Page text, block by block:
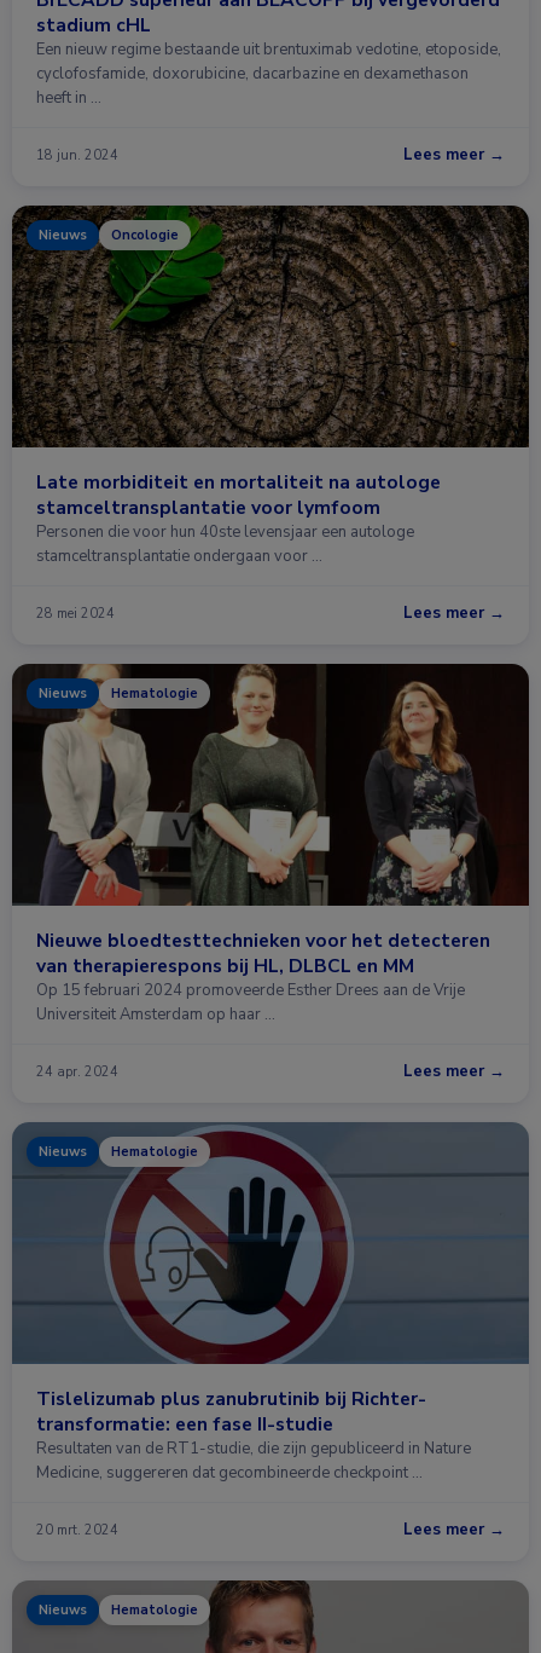
stadium cHL
Een nieuw regime bestaande uit brentuximab vedotine, etoposide,
cyclofosfamide, doxorubicine, dacarbazine en dexamethason
heeft in …
18 jun. 2024 Lees meer →
Nieuws Oncologie
Late morbiditeit en mortaliteit na autologe
stamceltransplantatie voor lymfoom
Personen die voor hun 40ste levensjaar een autologe
stamceltransplantatie ondergaan voor …
28 mei 2024 Lees meer →
Nieuws Hematologie
Nieuwe bloedtesttechnieken voor het detecteren
van therapierespons bij HL, DLBCL en MM
Op 15 februari 2024 promoveerde Esther Drees aan de Vrije
Universiteit Amsterdam op haar …
24 apr. 2024 Lees meer →
Nieuws Hematologie
Tislelizumab plus zanubrutinib bij Richter-
transformatie: een fase II-studie
Resultaten van de RT1-studie, die zijn gepubliceerd in Nature
Medicine, suggereren dat gecombineerde checkpoint …
20 mrt. 2024 Lees meer →
Nieuws Hematologie